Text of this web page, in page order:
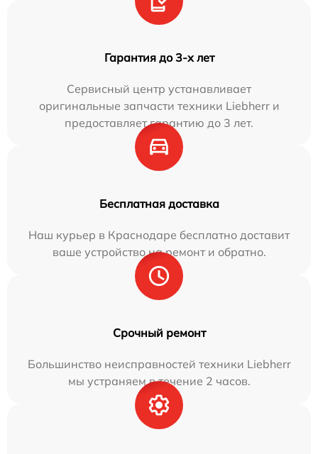
Гарантия до 3-х лет
Сервисный центр устанавливает
оригинальные запчасти техники Liebherr и
предоставляет гарантию до 3 лет.
Бесплатная доставка
Наш курьер в Краснодаре бесплатно доставит
ваше устройство на ремонт и обратно.
Срочный ремонт
Большинство неисправностей техники Liebherr
мы устраняем в течение 2 часов.